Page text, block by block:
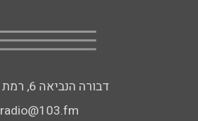
דבורה הנביאה 6, רמת השרון
radio@103.fm